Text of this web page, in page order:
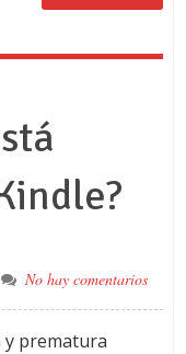
No hay comentarios
y prematura